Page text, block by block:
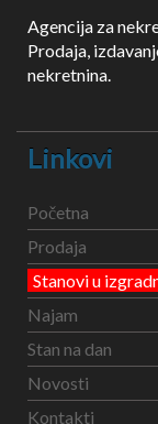
Agencija za
Prodaja,
nekretnina.
Linkovi
Početna
Prodaja
Stanovi u
Najam
Stan na dan
Novosti
Kontakti